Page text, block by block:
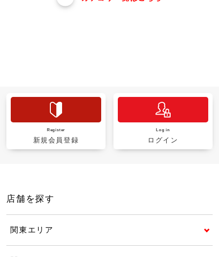
Register
新規会員登録
Log in
ログイン
店舗を探す
関東エリア